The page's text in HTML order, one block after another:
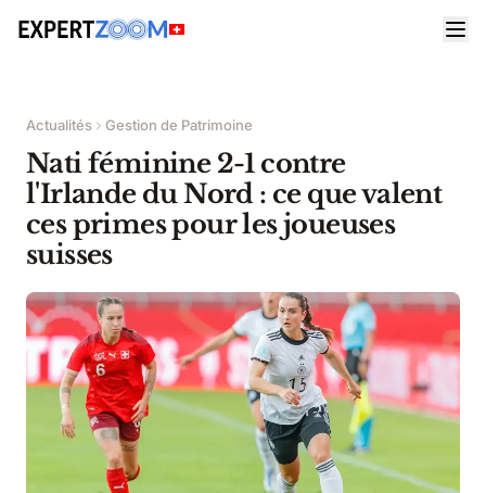
Actualités Gestion de Patrimoine
Nati féminine 2-1 contre
l'Irlande du Nord : ce que valent
ces primes pour les joueuses
suisses